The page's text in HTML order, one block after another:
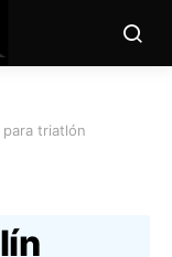
triatlón